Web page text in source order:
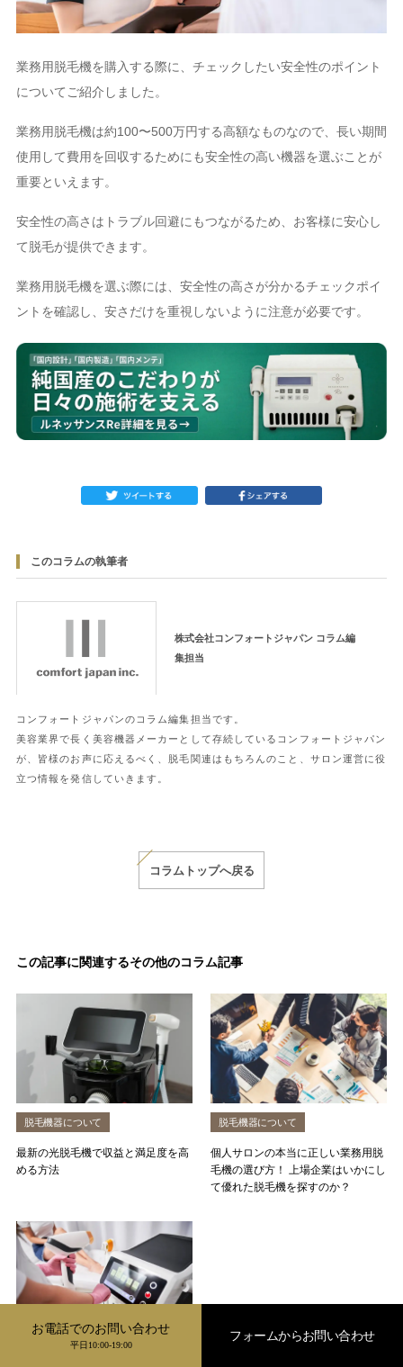
業務用脱毛機を購入する際に、チェックしたい安全性のポイント
についてご紹介しました。
業務用脱毛機は約100〜500万円する高額なものなので、長い期間
使用して費用を回収するためにも安全性の高い機器を選ぶことが
重要といえます。
安全性の高さはトラブル回避にもつながるため、お客様に安心し
て脱毛が提供できます。
業務用脱毛機を選ぶ際には、安全性の高さが分かるチェックポイ
ントを確認し、安さだけを重視しないように注意が必要です。
このコラムの執筆者
株式会社コンフォートジャパン コラム編
集担当
コンフォートジャパンのコラム編集担当です。
美容業界で長く美容機器メーカーとして存続しているコンフォートジャパン
が、皆様のお声に応えるべく、脱毛関連はもちろんのこと、サロン運営に役
立つ情報を発信していきます。
コラムトップへ戻る
この記事に関連するその他のコラム記事
脱毛機器について
最新の光脱毛機で収益と満足度を高
める方法
脱毛機器について
個人サロンの本当に正しい業務用脱
毛機の選び方！ 上場企業はいかにし
て優れた脱毛機を探すのか？
脱毛機器について
お電話でのお問い合わせ
平日10:00-19:00
フォームからお問い合わせ